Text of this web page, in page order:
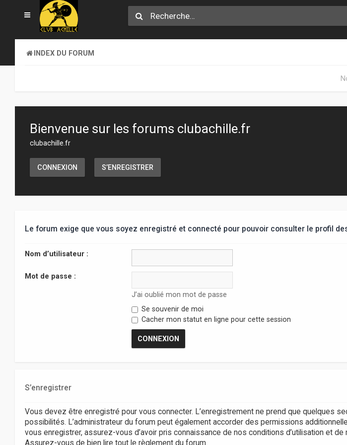
INDEX DU FORUM
Bienvenue sur les forums clubachille.fr
clubachille.fr
CONNEXION S’ENREGISTRER
Le forum exige que vous soyez enregistré et connecté pour pouvoir consulter le profil
Nom d’utilisateur :
Mot de passe :
J’ai oublié mon mot de passe
Se souvenir de moi
Cacher mon statut en ligne pour cette session
S’enregistrer
Vous devez être enregistré pour vous connecter. L’enregistrement ne prend que quelques
possibilités. L’administrateur du forum peut également accorder des permissions
vous enregistrer, assurez-vous d’avoir pris connaissance de nos conditions d’utilisation et
Assurez-vous de bien lire tout le règlement du forum.